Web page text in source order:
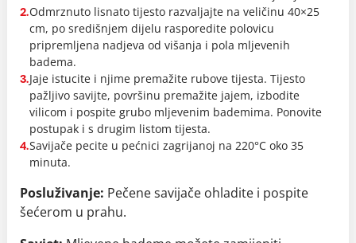
2.Odmrznuto lisnato tijesto razvaljajte na veličinu 40×25
cm, po središnjem dijelu rasporedite polovicu
pripremljena nadjeva od višanja i pola mljevenih
badema.
3.Jaje istucite i njime premažite rubove tijesta. Tijesto
pažljivo savijte, površinu premažite jajem, izbodite
vilicom i pospite grubo mljevenim bademima. Ponovite
postupak i s drugim listom tijesta.
4.Savijače pecite u pećnici zagrijanoj na 220°C oko 35
minuta.
Posluživanje: Pečene savijače ohladite i pospite
šećerom u prahu.